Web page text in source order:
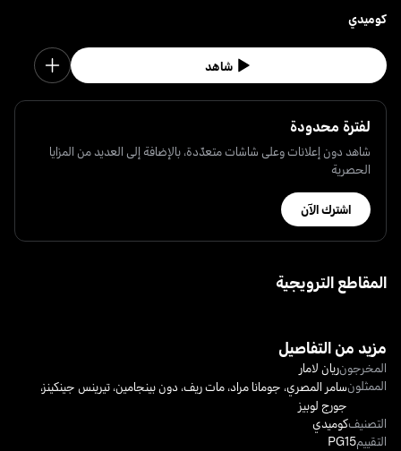
كوميدي
شاهد
لفترة محدودة
شاهد دون إعلانات وعلى شاشات متعدّدة، بالإضافة إلى العديد من المزايا
الحصرية
اشترك الآن
المقاطع الترويجية
مزيد من التفاصيل
المخرجونريان لامار
الممثلونسامر المصري، جومانا مراد،مات ريف، دون بينجامين،تيرينس جينكينز،
جورج لوبيز
التصنيفكوميدي
التقييمPG15